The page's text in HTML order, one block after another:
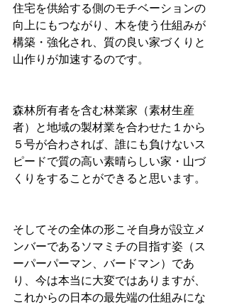
住宅を供給する側のモチベーションの
向上にもつながり、木を使う仕組みが
構築・強化され、質の良い家づくりと
山作りが加速するのです。
森林所有者を含む林業家（素材生産
者）と地域の製材業を合わせた１から
５号が合わされば、誰にも負けないス
ピードで質の高い素晴らしい家・山づ
くりをすることができると思います。
そしてその全体の形こそ自身が設立メ
ンバーであるソマミチの目指す姿（ス
ーパーパーマン、バードマン）であ
り、今は本当に大変ではありますが、
これからの日本の最先端の仕組みにな